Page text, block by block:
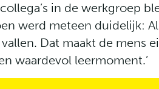
in de werkgroep
werd meteen duidelijk:
Dat maakt de mens
waardevol leermoment.’